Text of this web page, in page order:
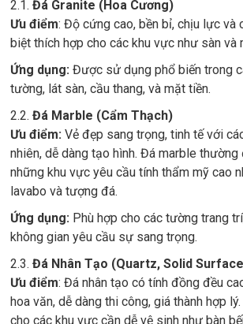
2.1. Đá Granite (Hoa Cương)
Ưu điểm: Độ cứng cao, bền bỉ, chịu lực và
biệt thích hợp cho các khu vực như sàn và
Ứng dụng: Được sử dụng phổ biến trong
tường, lát sàn, cầu thang, và mặt tiền.
2.2. Đá Marble (Cẩm Thạch)
Ưu điểm: Vẻ đẹp sang trọng, tinh tế với
nhiên, dễ dàng tạo hình. Đá marble
những khu vực yêu cầu tính thẩm mỹ cao
lavabo và tượng đá.
Ứng dụng: Phù hợp cho các tường trang
không gian yêu cầu sự sang trọng.
2.3. Đá Nhân Tạo (Quartz, Solid
Ưu điểm: Đá nhân tạo có tính đồng đều
hoa văn, dễ dàng thi công, giá thành hợp
cho các khu vực cần dễ vệ sinh như bàn